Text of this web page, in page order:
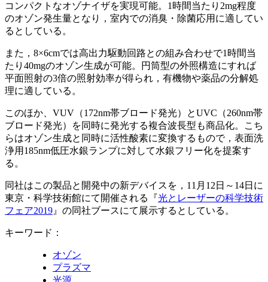
コンパクトなオゾナイザを実現可能。1時間当たり2mg程度
のオゾン発生量となり，室内での消臭・除菌応用に適してい
るとしている。
また，8×6cmでは高出力駆動回路との組み合わせで1時間当
たり40mgのオゾン生成が可能。円筒型の外照構造にすれば
平面照射の3倍の照射効率が得られ，有機物や薬品の分解処
理に適している。
このほか、VUV（172nm帯ブロード発光）とUVC（260nm帯
ブロード発光）を同時に発光する複合波長型も商品化。こち
らはオゾン生成と同時に活性酸素に変換するもので，表面洗
浄用185nm低圧水銀ランプに対して水銀フリー化を提案す
る。
同社はこの製品と開発中の新デバイスを，11月12日～14日に
東京・科学技術館にて開催される『光とレーザーの科学技術
フェア2019 』の同社ブースにて展示するとしている。
キーワード：
オゾン
プラズマ